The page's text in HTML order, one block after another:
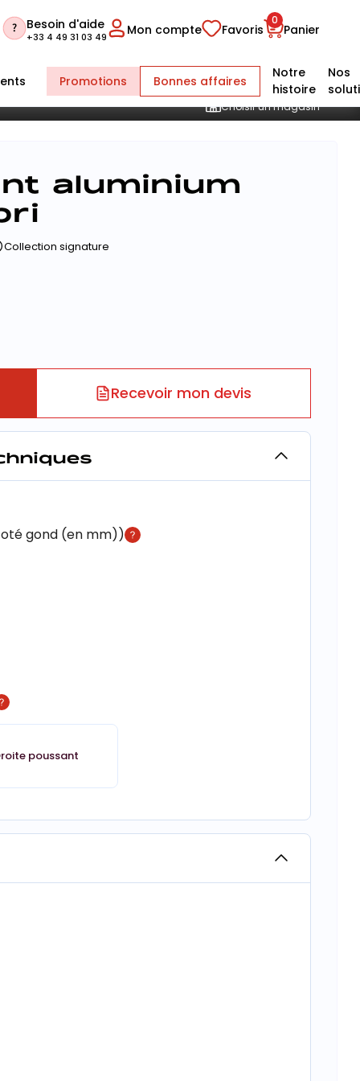
Choisir un magasin
Besoin d'aide
+33 4 49 31 03 49 Mon compte Favoris
0
Panier
Promotions Bonnes affaires
Notre
histoire
Nos
aluminium
Collection signature
Recevoir mon devis
gond (en mm))
poussant